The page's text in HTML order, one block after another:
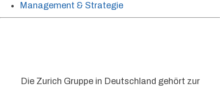
Management & Strategie
Die Zurich Gruppe in Deutschland gehört zur